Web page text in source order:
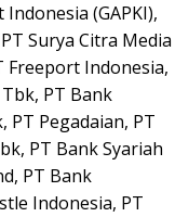
(GAPKI),
Surya Citra Media
Freeport Indonesia,
PT Bank
Pegadaian, PT
PT Bank Syariah
PT Bank
Indonesia, PT